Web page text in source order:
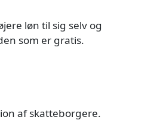
løn til sig selv og
som er gratis.
af skatteborgere.